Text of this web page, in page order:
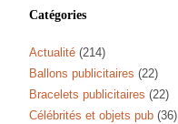
Catégories
Actualité (214)
Ballons publicitaires (22)
Bracelets publicitaires (22)
Célébrités et objets pub (36)